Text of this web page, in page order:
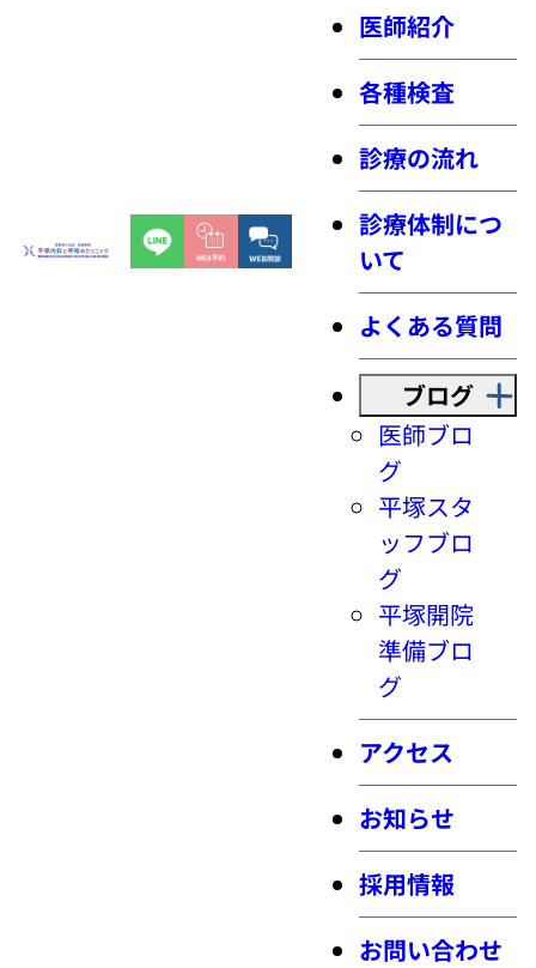
医師紹介
各種検査
診療の流れ
診療体制につ
いて
よくある質問
ブログ
医師ブロ
グ
平塚スタ
ッフブロ
グ
平塚開院
準備ブロ
グ
アクセス
お知らせ
採用情報
お問い合わせ